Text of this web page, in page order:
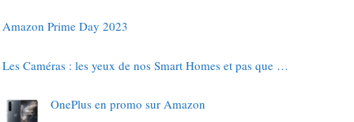
Amazon Prime Day 2023
Les Caméras : les yeux de nos Smart Homes et pas que …
OnePlus en promo sur Amazon